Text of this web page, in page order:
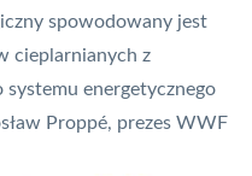
spowodowany jest
cieplarnianych z
systemu energetycznego
Proppé, prezes WWF